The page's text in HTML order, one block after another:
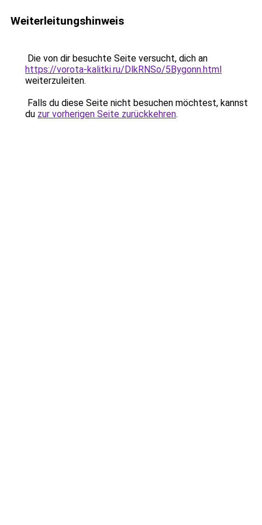
Weiterleitungshinweis
Die von dir besuchte Seite versucht, dich an
https://vorota-kalitki.ru/DlkRNSo/5Bygonn.html
weiterzuleiten.
Falls du diese Seite nicht besuchen möchtest, kannst
du zur vorherigen Seite zurückkehren.